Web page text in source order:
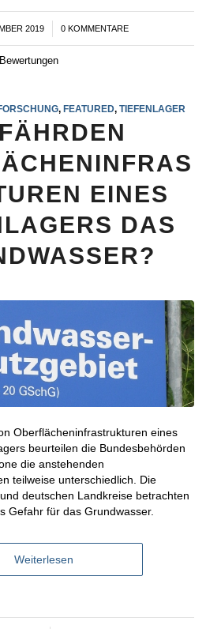
2019
/ 0 KOMMENTARE
, FEATURED, TIEFENLAGER
EINES
DAS
Oberflächeninfrastrukturen eines
beurteilen die Bundesbehörden
die anstehenden
teilweise unterschiedlich. Die
deutschen Landkreise betrachten
Gefahr für das Grundwasser.
Weiterlesen